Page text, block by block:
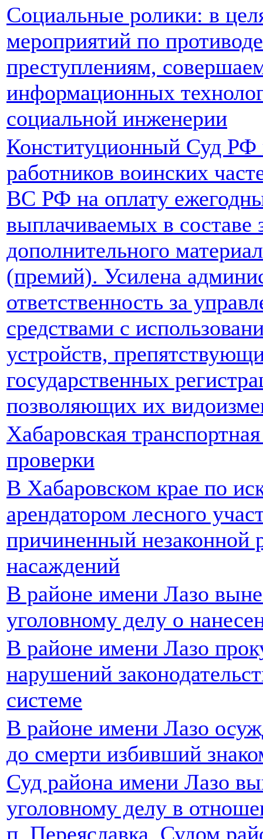
Социальные ролики: в
мероприятий по
преступлениям,
информационных
социальной инженерии
Конституционный Суд РФ
работников воинских
ВС РФ на оплату
выплачиваемых в составе
дополнительного
(премий). Усилена
ответственность за
средствами с
устройств,
государственных
позволяющих их
Хабаровская
проверки
В Хабаровском крае по
арендатором лесного
причиненный незаконной
насаждений
В районе имени Лазо
уголовному делу о
В районе имени Лазо
нарушений
системе
В районе имени Лазо
до смерти избивший
Суд района имени Лазо
уголовному делу в
п. Переяславка. Судом